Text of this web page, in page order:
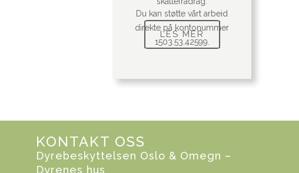
Du kan støtte vårt arbeid
direkte på kontonummer
1503.53.42599.
LES MER
KONTAKT OSS
Dyrebeskyttelsen Oslo & Omegn –
Dyrenes hus